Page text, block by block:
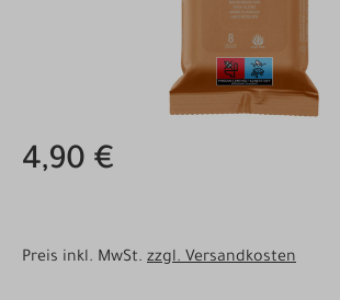
4,90 €
Preis inkl. MwSt. zzgl. Versandkosten